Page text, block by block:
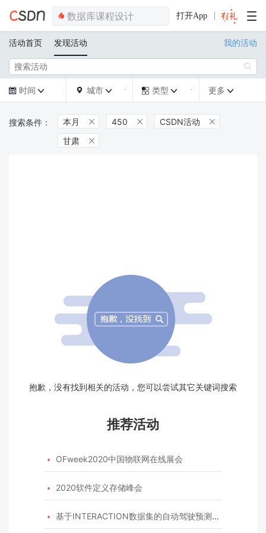
打开App
活动首页 发现活动 我的活动

 时间   城市   类型  更多 
本月  450  CSDN活动 
甘肃 
抱歉，没有找到相关的活动，您可以尝试其它关键词搜索
推荐活动
 OFweek2020中国物联网在线展会
 2020软件定义存储峰会
 基于INTERACTION数据集的自动驾驶预测模型挑战赛